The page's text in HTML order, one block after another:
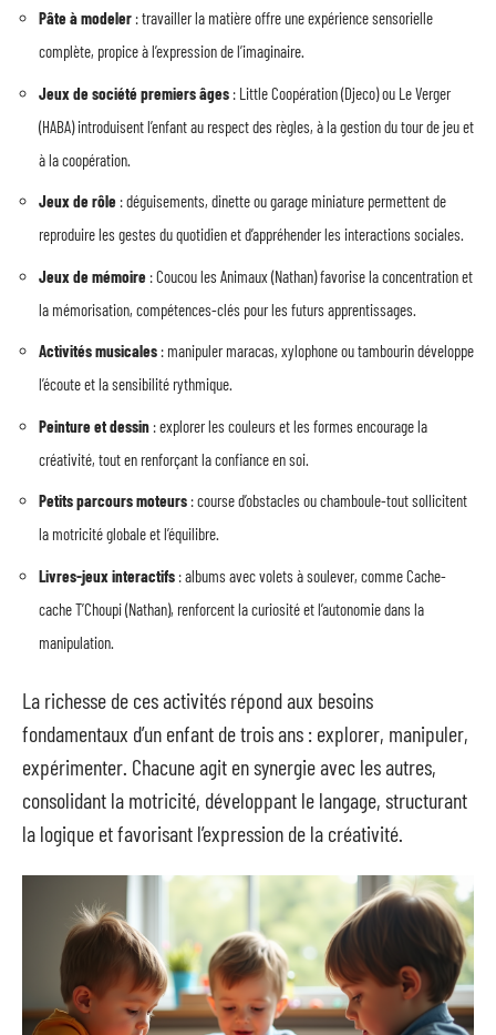
Pâte à modeler : travailler la matière offre une expérience sensorielle
complète, propice à l’expression de l’imaginaire.
Jeux de société premiers âges : Little Coopération (Djeco) ou Le Verger
(HABA) introduisent l’enfant au respect des règles, à la gestion du tour de jeu et
à la coopération.
Jeux de rôle : déguisements, dinette ou garage miniature permettent de
reproduire les gestes du quotidien et d’appréhender les interactions sociales.
Jeux de mémoire : Coucou les Animaux (Nathan) favorise la concentration et
la mémorisation, compétences-clés pour les futurs apprentissages.
Activités musicales : manipuler maracas, xylophone ou tambourin développe
l’écoute et la sensibilité rythmique.
Peinture et dessin : explorer les couleurs et les formes encourage la
créativité, tout en renforçant la confiance en soi.
Petits parcours moteurs : course d’obstacles ou chamboule-tout sollicitent
la motricité globale et l’équilibre.
Livres-jeux interactifs : albums avec volets à soulever, comme Cache-
cache T’Choupi (Nathan), renforcent la curiosité et l’autonomie dans la
manipulation.
La richesse de ces activités répond aux besoins
fondamentaux d’un enfant de trois ans : explorer, manipuler,
expérimenter. Chacune agit en synergie avec les autres,
consolidant la motricité, développant le langage, structurant
la logique et favorisant l’expression de la créativité.